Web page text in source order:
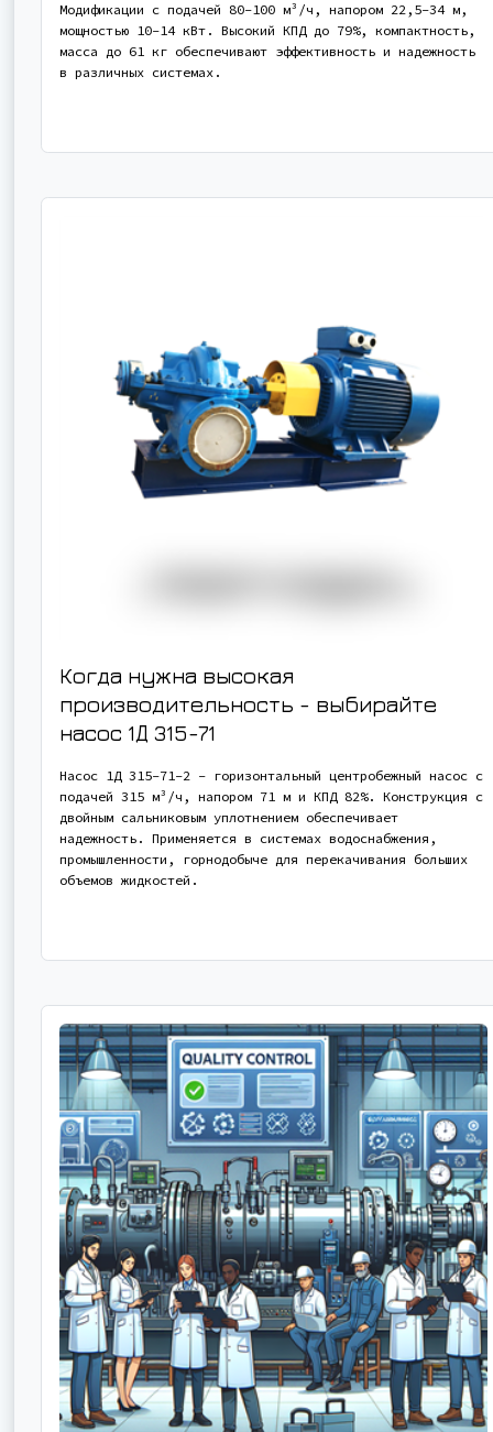
Модификации с подачей 80-100 м³/ч, напором 22,5-34 м,
мощностью 10-14 кВт. Высокий КПД до 79%, компактность,
масса до 61 кг обеспечивают эффективность и надежность
в различных системах.
Когда нужна высокая
производительность - выбирайте
насос 1Д 315-71
Насос 1Д 315-71-2 - горизонтальный центробежный насос с
подачей 315 м³/ч, напором 71 м и КПД 82%. Конструкция с
двойным сальниковым уплотнением обеспечивает
надежность. Применяется в системах водоснабжения,
промышленности, горнодобыче для перекачивания больших
объемов жидкостей.